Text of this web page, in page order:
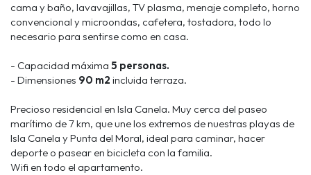
cama y baño, lavavajillas, TV plasma, menaje completo, horno
convencional y microondas, cafetera, tostadora, todo lo
necesario para sentirse como en casa.
- Capacidad máxima 5 personas.
- Dimensiones 90 m2 incluida terraza.
Precioso residencial en Isla Canela. Muy cerca del paseo
marítimo de 7 km, que une los extremos de nuestras playas de
Isla Canela y Punta del Moral, ideal para caminar, hacer
deporte o pasear en bicicleta con la familia.
Wifi en todo el apartamento.